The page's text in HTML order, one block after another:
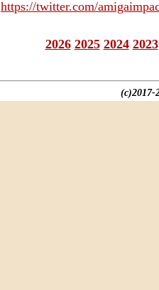
https://twitter.com/
2026 2025 2024 2023
(c)2017-